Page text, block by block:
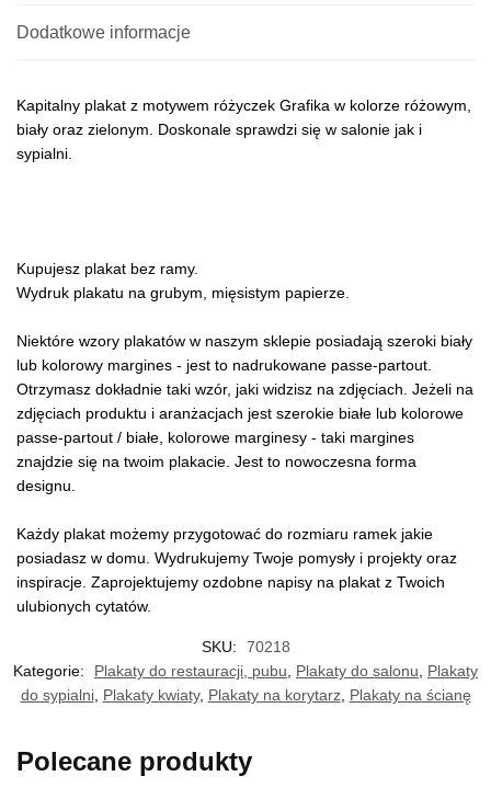
Dodatkowe informacje
Kapitalny plakat z motywem różyczek Grafika w kolorze różowym,
biały oraz zielonym. Doskonale sprawdzi się w salonie jak i
sypialni.
Kupujesz plakat bez ramy.
Wydruk plakatu na grubym, mięsistym papierze.
Niektóre wzory plakatów w naszym sklepie posiadają szeroki biały
lub kolorowy margines - jest to nadrukowane passe-partout.
Otrzymasz dokładnie taki wzór, jaki widzisz na zdjęciach. Jeżeli na
zdjęciach produktu i aranżacjach jest szerokie białe lub kolorowe
passe-partout / białe, kolorowe marginesy - taki margines
znajdzie się na twoim plakacie. Jest to nowoczesna forma
designu.
Każdy plakat możemy przygotować do rozmiaru ramek jakie
posiadasz w domu. Wydrukujemy Twoje pomysły i projekty oraz
inspiracje. Zaprojektujemy ozdobne napisy na plakat z Twoich
ulubionych cytatów.
SKU:
70218
Kategorie:
Plakaty do restauracji, pubu Plakaty do salonu
Plakaty
do sypialni, Plakaty kwiaty, Plakaty na korytarz, Plakaty na ścianę
Polecane produkty